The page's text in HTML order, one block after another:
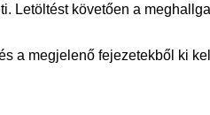
Letöltést követően a
a megjelenő fejezetekből ki